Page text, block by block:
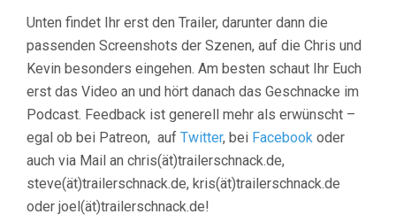
Unten findet Ihr erst den Trailer, darunter dann die
passenden Screenshots der Szenen, auf die Chris und
Kevin besonders eingehen. Am besten schaut Ihr Euch
erst das Video an und hört danach das Geschnacke im
Podcast. Feedback ist generell mehr als erwünscht –
egal ob bei Patreon, auf Twitter, bei Facebook oder
auch via Mail an chris(ät)trailerschnack.de,
steve(ät)trailerschnack.de, kris(ät)trailerschnack.de
oder joel(ät)trailerschnack.de!